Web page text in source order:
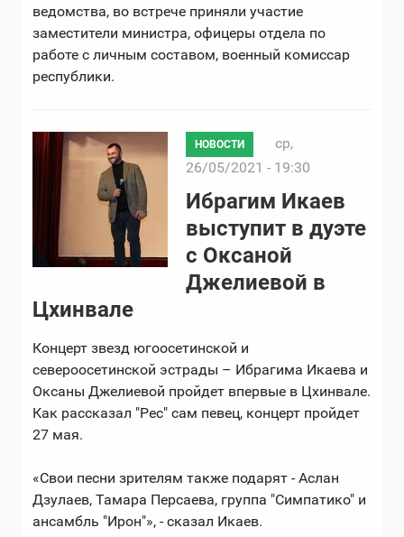
ведомства, во встрече приняли участие
заместители министра, офицеры отдела по
работе с личным составом, военный комиссар
республики.
НОВОСТИ
ср,
26/05/2021 - 19:30
Ибрагим Икаев
выступит в дуэте
с Оксаной
Джелиевой в
Цхинвале
Концерт звезд югоосетинской и
североосетинской эстрады – Ибрагима Икаева и
Оксаны Джелиевой пройдет впервые в Цхинвале.
Как рассказал "Рес" сам певец, концерт пройдет
27 мая.
«Свои песни зрителям также подарят - Аслан
Дзулаев, Тамара Персаева, группа "Симпатико" и
ансамбль "Ирон"», - сказал Икаев.